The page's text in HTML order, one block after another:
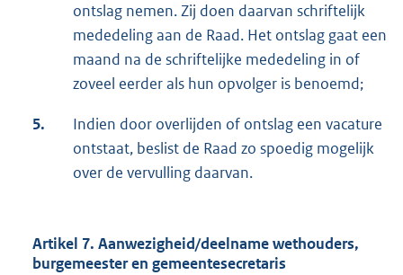
ontslag nemen. Zij doen daarvan schriftelijk
mededeling aan de Raad. Het ontslag gaat een
maand na de schriftelijke mededeling in of
zoveel eerder als hun opvolger is benoemd;
5.
Indien door overlijden of ontslag een vacature
ontstaat, beslist de Raad zo spoedig mogelijk
over de vervulling daarvan.
Artikel 7. Aanwezigheid/deelname wethouders,
burgemeester en gemeentesecretaris